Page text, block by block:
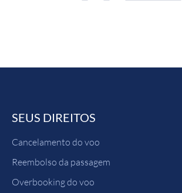
SEUS DIREITOS
Cancelamento do voo
Reembolso da passagem
Overbooking do voo